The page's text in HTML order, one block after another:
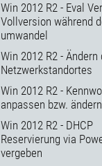
Win 2012 R2 - Eval
Vollversion während
umwandel
Win 2012 R2 - Ändern
Netzwerkstandortes
Win 2012 R2 -
anpassen bzw. ändern
Win 2012 R2 - DHCP
Reservierung via
vergeben